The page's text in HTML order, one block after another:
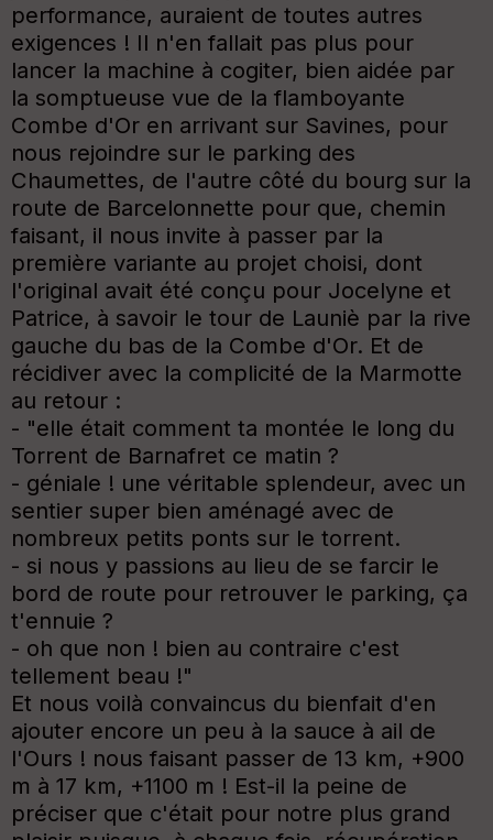
performance, auraient de toutes autres
exigences ! Il n'en fallait pas plus pour
lancer la machine à cogiter, bien aidée par
la somptueuse vue de la flamboyante
Combe d'Or en arrivant sur Savines, pour
nous rejoindre sur le parking des
Chaumettes, de l'autre côté du bourg sur la
route de Barcelonnette pour que, chemin
faisant, il nous invite à passer par la
première variante au projet choisi, dont
l'original avait été conçu pour Jocelyne et
Patrice, à savoir le tour de Launiè par la rive
gauche du bas de la Combe d'Or. Et de
récidiver avec la complicité de la Marmotte
au retour :
- "elle était comment ta montée le long du
Torrent de Barnafret ce matin ?
- géniale ! une véritable splendeur, avec un
sentier super bien aménagé avec de
nombreux petits ponts sur le torrent.
- si nous y passions au lieu de se farcir le
bord de route pour retrouver le parking, ça
t'ennuie ?
- oh que non ! bien au contraire c'est
tellement beau !"
Et nous voilà convaincus du bienfait d'en
ajouter encore un peu à la sauce à ail de
l'Ours ! nous faisant passer de 13 km, +900
m à 17 km, +1100 m ! Est-il la peine de
préciser que c'était pour notre plus grand